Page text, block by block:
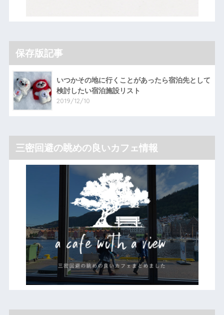
保存版記事
いつかその地に行くことがあったら宿泊先として
検討したい宿泊施設リスト
2019/12/10
三密回避の眺めの良いカフェ情報